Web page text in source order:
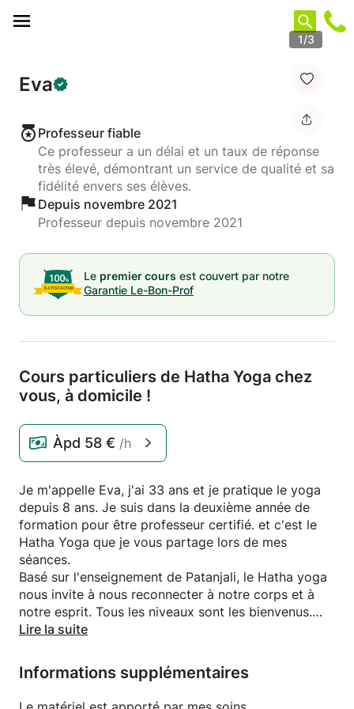
1/3
Eva
Professeur fiable
Ce professeur a un délai et un taux de réponse
très élevé, démontrant un service de qualité et sa
fidélité envers ses élèves.
Depuis novembre 2021
Professeur depuis novembre 2021
Le premier cours est couvert par notre
Garantie Le-Bon-Prof
Cours particuliers de Hatha Yoga chez
vous, à domicile !
Àpd 58 € /h
Je m'appelle Eva, j'ai 33 ans et je pratique le yoga
depuis 8 ans. Je suis dans la deuxième année de
formation pour être professeur certifié. et c'est le
Hatha Yoga que je vous partage lors de mes
séances.
Basé sur l'enseignement de Patanjali, le Hatha yoga
nous invite à nous reconnecter à notre corps et à
notre esprit. Tous les niveaux sont les bienvenus.
Ecoute de votre corps, bienveillance, et harmonie au
Contenu: pranayama (respiration), méditation,
asanas (postures) et relaxation.
Lire la suite
Informations supplémentaires